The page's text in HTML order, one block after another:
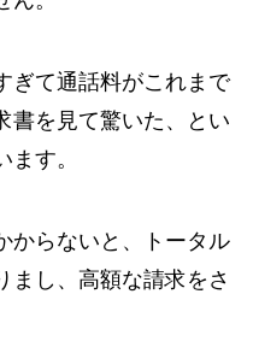
ぎて通話料がこれまで
書を見て驚いた、とい
す。
からないと、トータル
まし、高額な請求をさ